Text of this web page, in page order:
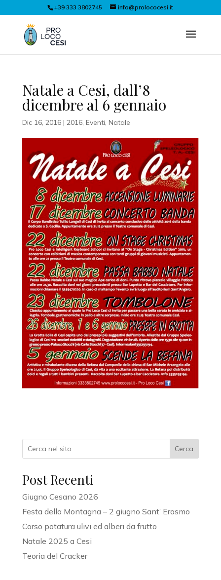
+39 333 3802745 info@prolococesi.it
Natale a Cesi, dall’8
dicembre al 6 gennaio
Dic 16, 2016| 2016, Eventi, Natale
Cerca
Post Recenti
Giugno Cesano 2026
Festa della Montagna – 2 giugno Sant’ Erasmo
Corso potatura ulivi ed alberi da frutto
Natale 2025 a Cesi
Teoria del Cracker